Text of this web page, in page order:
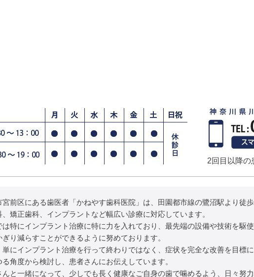
2回目以降の
宮前区にある歯医者「かねやす歯科医院」は、田園都市線の鷺沼駅より徒
、矯正歯科、インプラントなど幅広い診療に対応しています。
は特にインプラント治療に特に力を入れており、最先端の設備や技術を駆
ぎり減らすことができるように努めております。
単にインプラント治療を行って終わりではなく、症状を完全な改善を目標
る角度から検討し、患者さんにお伝えしています。
んと一緒になって、少しでも長く健康なご自身の歯で噛めるよう、日々努